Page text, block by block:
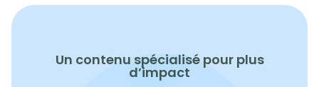
Un contenu spécialisé pour plus
d’impact